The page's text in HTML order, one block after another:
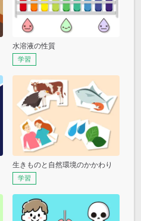
水溶液の性質
学習
生きものと自然環境のかかわり
学習